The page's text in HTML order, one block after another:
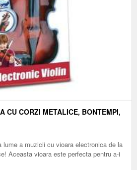
CU CORZI METALICE, BONTEMPI,
lume a muzicii cu vioara electronica de la
Aceasta vioara este perfecta pentru a-i